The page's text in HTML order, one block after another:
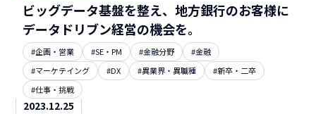
ビッグデータ基盤を整え、地方銀行のお客様に
データドリブン経営の機会を。
#企画・営業 #SE・PM #金融分野
#金融
#マーケテイング
#DX #異業界・異職種
#新卒・二卒
#仕事・挑戦
2023.12.25